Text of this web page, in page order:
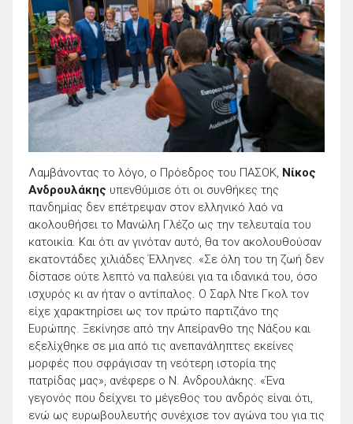
Λαμβάνοντας το λόγο, ο Πρόεδρος του ΠΑΣΟΚ, Νίκος
Ανδρουλάκης υπενθύμισε ότι οι συνθήκες της
πανδημίας δεν επέτρεψαν στον ελληνικό λαό να
ακολουθήσει το Μανώλη Γλέζο ως την τελευταία του
κατοικία. Και ότι αν γινόταν αυτό, θα τον ακολουθούσαν
εκατοντάδες χιλιάδες Έλληνες. «Σε όλη του τη ζωή δεν
δίστασε ούτε λεπτό να παλεύει για τα ιδανικά του, όσο
ισχυρός κι αν ήταν ο αντίπαλος. Ο Σαρλ Ντε Γκολ τον
είχε χαρακτηρίσει ως τον πρώτο παρτιζάνο της
Ευρώπης. Ξεκίνησε από την Απείρανθο της Νάξου και
εξελίχθηκε σε μια από τις ανεπανάληπτες εκείνες
μορφές που σφράγισαν τη νεότερη ιστορία της
πατρίδας μας», ανέφερε ο Ν. Ανδρουλάκης. «Ένα
γεγονός που δείχνει το μέγεθος του ανδρός είναι ότι,
ενώ ως ευρωβουλευτής συνέχισε τον αγώνα του για τις